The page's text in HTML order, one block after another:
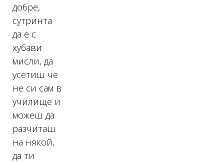
добре,
сутринта
да е с
хубави
мисли, да
усетиш че
не си сам в
училище и
можеш да
разчиташ
на някой,
да ти